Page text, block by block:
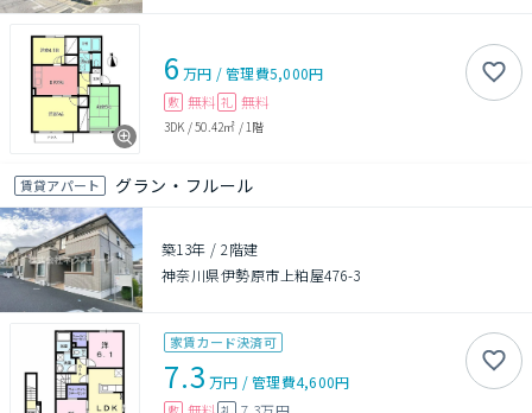
6 万円 /管理費5,000円
敷 無料 礼 無料
3DK /50.42㎡ / 1階
賃貸アパート グラン・フルール
築13年 /2階建
神奈川県伊勢原市上粕屋476-3
家賃カード決済可
7.3 万円 /管理費4,600円